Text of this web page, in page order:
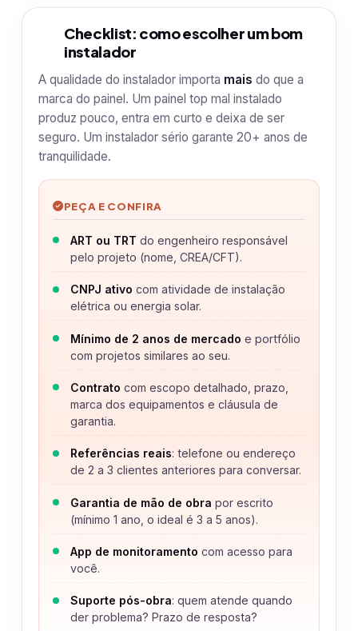
Checklist: como escolher um bom
instalador
A qualidade do instalador importa mais do que a
marca do painel. Um painel top mal instalado
produz pouco, entra em curto e deixa de ser
seguro. Um instalador sério garante 20+ anos de
tranquilidade.
PEÇA E CONFIRA
ART ou TRT do engenheiro responsável
pelo projeto (nome, CREA/CFT).
CNPJ ativo com atividade de instalação
elétrica ou energia solar.
Mínimo de 2 anos de mercado e portfólio
com projetos similares ao seu.
Contrato com escopo detalhado, prazo,
marca dos equipamentos e cláusula de
garantia.
Referências reais: telefone ou endereço
de 2 a 3 clientes anteriores para conversar.
Garantia de mão de obra por escrito
(mínimo 1 ano, o ideal é 3 a 5 anos).
App de monitoramento com acesso para
você.
Suporte pós-obra: quem atende quando
der problema? Prazo de resposta?